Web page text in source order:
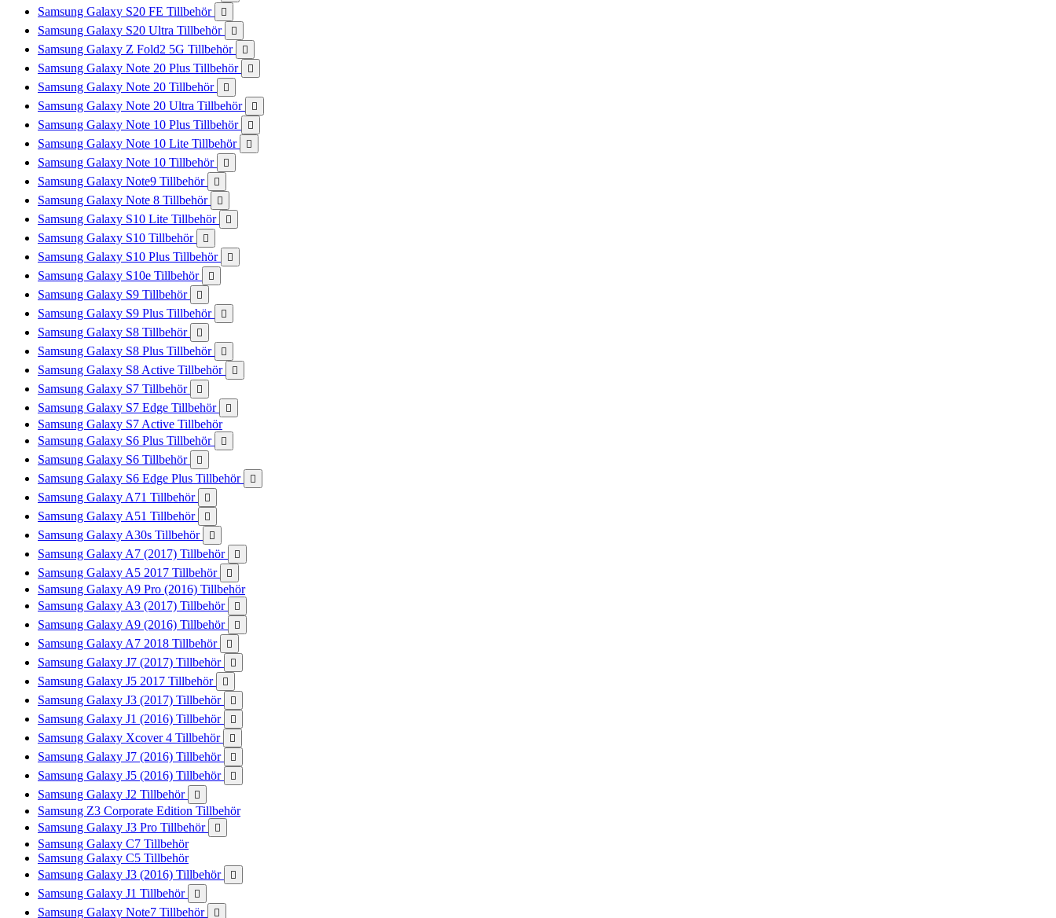
Samsung Galaxy S20 FE Tillbehör 
Samsung Galaxy S20 Ultra Tillbehör 
Samsung Galaxy Z Fold2 5G Tillbehör 
Samsung Galaxy Note 20 Plus Tillbehör 
Samsung Galaxy Note 20 Tillbehör 
Samsung Galaxy Note 20 Ultra Tillbehör 
Samsung Galaxy Note 10 Plus Tillbehör 
Samsung Galaxy Note 10 Lite Tillbehör 
Samsung Galaxy Note 10 Tillbehör 
Samsung Galaxy Note9 Tillbehör 
Samsung Galaxy Note 8 Tillbehör 
Samsung Galaxy S10 Lite Tillbehör 
Samsung Galaxy S10 Tillbehör 
Samsung Galaxy S10 Plus Tillbehör 
Samsung Galaxy S10e Tillbehör 
Samsung Galaxy S9 Tillbehör 
Samsung Galaxy S9 Plus Tillbehör 
Samsung Galaxy S8 Tillbehör 
Samsung Galaxy S8 Plus Tillbehör 
Samsung Galaxy S8 Active Tillbehör 
Samsung Galaxy S7 Tillbehör 
Samsung Galaxy S7 Edge Tillbehör 
Samsung Galaxy S7 Active Tillbehör
Samsung Galaxy S6 Plus Tillbehör

Samsung Galaxy S6 Tillbehör 
Samsung Galaxy S6 Edge Plus Tillbehör 
Samsung Galaxy A71 Tillbehör 
Samsung Galaxy A51 Tillbehör 
Samsung Galaxy A30s Tillbehör 
Samsung Galaxy A7 (2017) Tillbehör 
Samsung Galaxy A5 2017 Tillbehör 
Samsung Galaxy A9 Pro (2016) Tillbehör
Samsung Galaxy A3 (2017) Tillbehör

Samsung Galaxy A9 (2016) Tillbehör 
Samsung Galaxy A7 2018 Tillbehör 
Samsung Galaxy J7 (2017) Tillbehör 
Samsung Galaxy J5 2017 Tillbehör 
Samsung Galaxy J3 (2017) Tillbehör 
Samsung Galaxy J1 (2016) Tillbehör 
Samsung Galaxy Xcover 4 Tillbehör 
Samsung Galaxy J7 (2016) Tillbehör 
Samsung Galaxy J5 (2016) Tillbehör 
Samsung Galaxy J2 Tillbehör 
Samsung Z3 Corporate Edition Tillbehör
Samsung Galaxy J3 Pro Tillbehör

Samsung Galaxy C7 Tillbehör
Samsung Galaxy C5 Tillbehör
Samsung Galaxy J3 (2016) Tillbehör

Samsung Galaxy J1 Tillbehör 
Samsung Galaxy Note7 Tillbehör 